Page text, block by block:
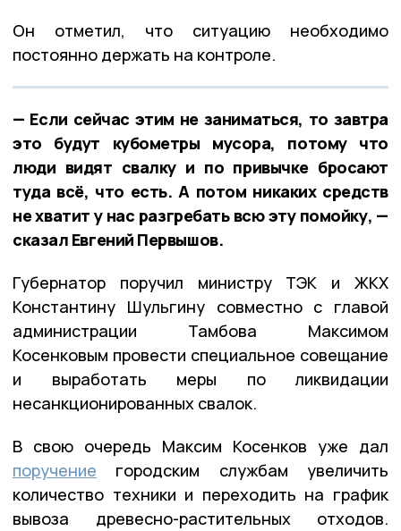
Он отметил, что ситуацию необходимо
постоянно держать на контроле.
— Если сейчас этим не заниматься, то завтра
это будут кубометры мусора, потому что
люди видят свалку и по привычке бросают
туда всё, что есть. А потом никаких средств
не хватит у нас разгребать всю эту помойку, —
сказал Евгений Первышов.
Губернатор поручил министру ТЭК и ЖКХ
Константину Шульгину совместно с главой
администрации Тамбова Максимом
Косенковым провести специальное совещание
и выработать меры по ликвидации
несанкционированных свалок.
В свою очередь Максим Косенков уже дал
поручение городским службам увеличить
количество техники и переходить на график
вывоза древесно-растительных отходов.